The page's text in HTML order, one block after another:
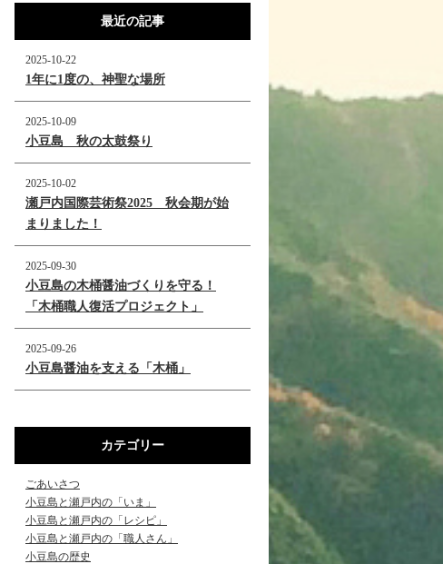
最近の記事
2025-10-22
1年に1度の、神聖な場所
2025-10-09
小豆島 秋の太鼓祭り
2025-10-02
瀬戸内国際芸術祭2025 秋会期が始
まりました！
2025-09-30
小豆島の木桶醤油づくりを守る！
「木桶職人復活プロジェクト」
2025-09-26
小豆島醤油を支える「木桶」
カテゴリー
ごあいさつ
小豆島と瀬戸内の「いま」
小豆島と瀬戸内の「レシピ」
小豆島と瀬戸内の「職人さん」
小豆島の歴史